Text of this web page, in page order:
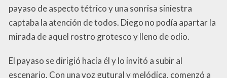
payaso de aspecto tétrico y una sonrisa siniestra
captaba la atención de todos. Diego no podía apartar la
mirada de aquel rostro grotesco y lleno de odio.
El payaso se dirigió hacia él y lo invitó a subir al
escenario. Con una voz gutural y melódica, comenzó a